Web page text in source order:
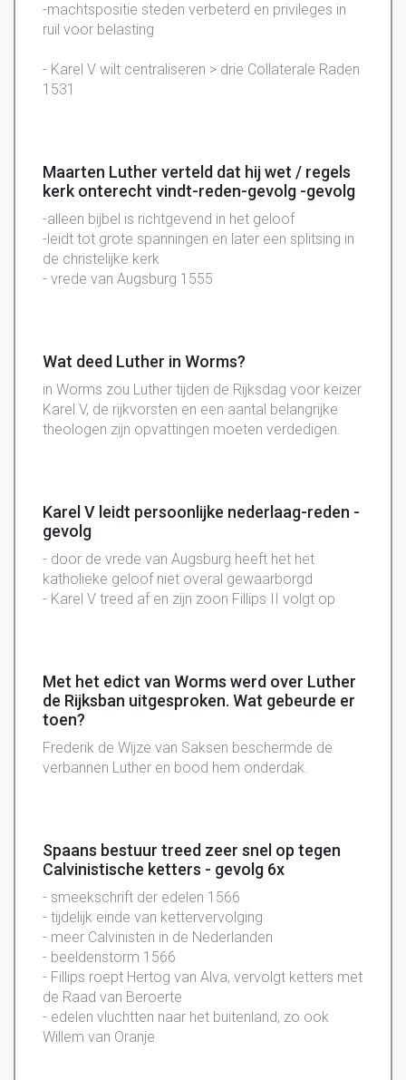
-machtspositie steden verbeterd en privileges in
ruil voor belasting
- Karel V wilt centraliseren > drie Collaterale Raden
1531
Maarten Luther verteld dat hij wet / regels
kerk onterecht vindt-reden-gevolg -gevolg
-alleen bijbel is richtgevend in het geloof
-leidt tot grote spanningen en later een splitsing in
de christelijke kerk
- vrede van Augsburg 1555
Wat deed Luther in Worms?
in Worms zou Luther tijden de Rijksdag voor keizer
Karel V, de rijkvorsten en een aantal belangrijke
theologen zijn opvattingen moeten verdedigen.
Karel V leidt persoonlijke nederlaag-reden -
gevolg
- door de vrede van Augsburg heeft het het
katholieke geloof niet overal gewaarborgd
- Karel V treed af en zijn zoon Fillips II volgt op
Met het edict van Worms werd over Luther
de Rijksban uitgesproken. Wat gebeurde er
toen?
Frederik de Wijze van Saksen beschermde de
verbannen Luther en bood hem onderdak.
Spaans bestuur treed zeer snel op tegen
Calvinistische ketters - gevolg 6x
- smeekschrift der edelen 1566
- tijdelijk einde van kettervervolging
- meer Calvinisten in de Nederlanden
- beeldenstorm 1566
- Fillips roept Hertog van Alva, vervolgt ketters met
de Raad van Beroerte
- edelen vluchtten naar het buitenland, zo ook
Willem van Oranje